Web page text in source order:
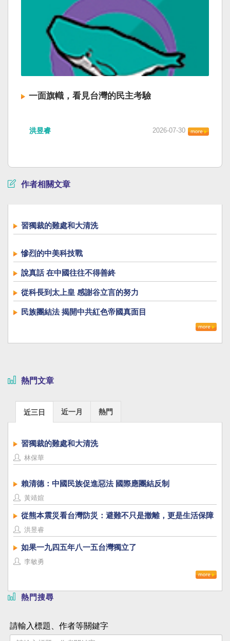
一面旗幟，看見台灣的民主考驗
洪昱睿 2026-07-30
作者相關文章
習獨裁的難處和大清洗
慘烈的中美科技戰
說真話 在中國往往不得善終
從科長到太上皇 感謝谷立言的努力
民族團結法 揭開中共紅色帝國真面目
熱門文章
近三日 近一月 熱門
習獨裁的難處和大清洗
林保華
賴清德：中國民族促進惡法 國際應團結反制
黃靖媗
從熊本震災看台灣防災：避難不只是撤離，更是生活保障
洪昱睿
如果一九四五年八一五台灣獨立了
李敏勇
熱門搜尋
請輸入標題、作者等關鍵字